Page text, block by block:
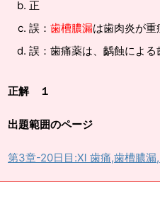
正
誤： 歯槽膿漏は歯肉炎が重
誤：歯痛薬は、齲蝕による
正解 １
出題範囲のページ
第3章-20日目:Ⅺ 歯痛,歯槽膿漏